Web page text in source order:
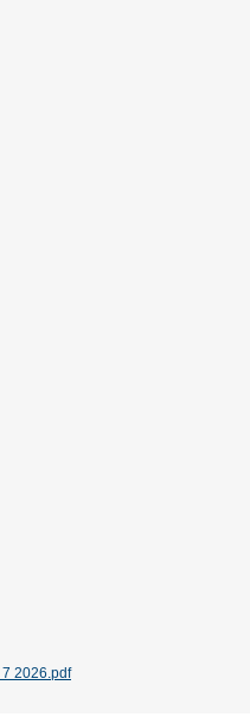
7 2026.pdf